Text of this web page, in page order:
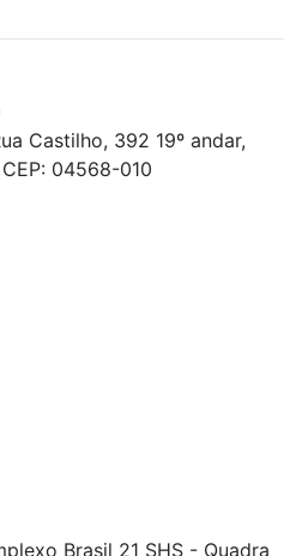
Castilho, 392 19º andar,
04568-010
Brasil 21 SHS - Quadra